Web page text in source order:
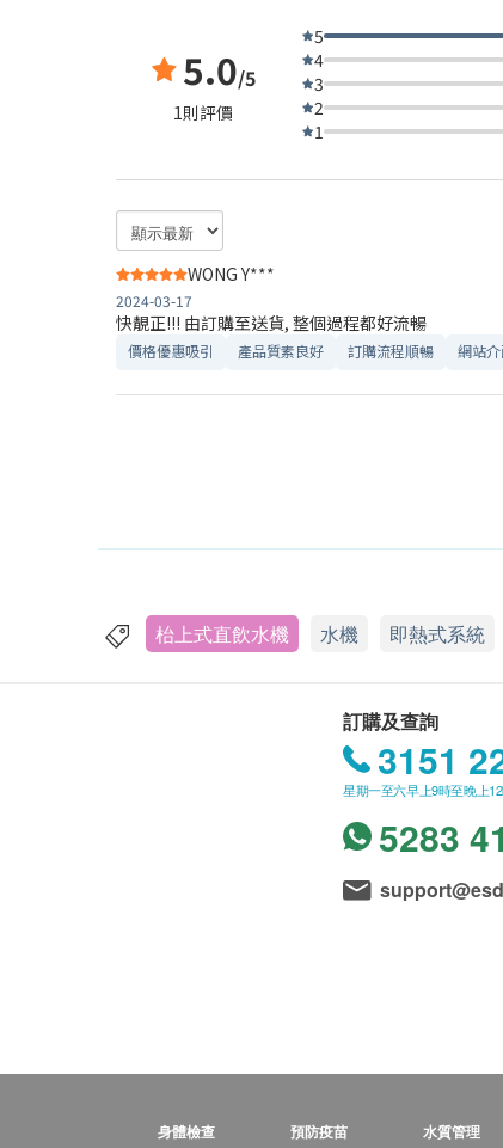
5.0/5
1則評價
5
4
3
2
1
WONG Y***
2024-03-17
快靚正!!! 由訂購至送貨, 整個過程都好流暢
價格優惠吸引 產品質素良好 訂購流程順暢 網站
枱上式直飲水機 水機 即熱式系統
訂購及查詢
3151
星期一至六早上9時至晚上
5283
身體檢查 預防疫苗 水質管理